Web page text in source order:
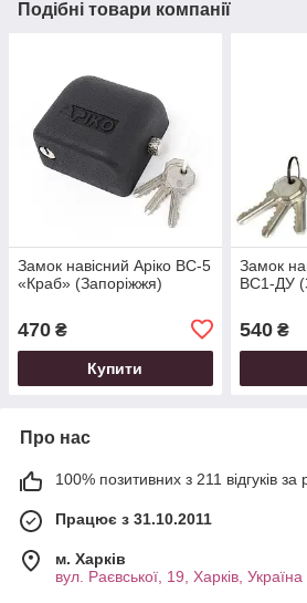
Подібні товари компанії
Замок навісний Аріко ВС-5
«Краб» (Запоріжжя)
470 ₴
Купити
Замок
ВС1-ДУ
540₴
Про нас
100% позитивних з 211 відгуків за
Працює з 31.10.2011
м. Харків
вул. Раєвської, 19, Харків, Україна